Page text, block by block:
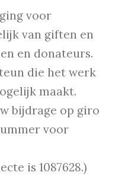
voor
van giften en
en donateurs.
die het werk
maakt.
bijdrage op giro
voor
is 1087628.)